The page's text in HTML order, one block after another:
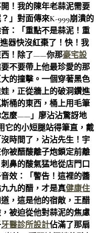
！我的陳年老蒜泥需要
」對面傳來K-999崩潰的
：「重點不是蒜泥！重
器快沒紅棗了！快！我
西！除了——你那豪宅設
不要帶上他最珍愛的那
的撞擊。一個穿著黑色
，正從牆上的破洞鑽進
桶的東西，桶上用毛筆
麼——」廖沾沾驚訝地
它的小短腿站得筆直，戴
時間了，沾沾先生！宇
被醋酸離子炮鎖定前離
鼻的酸氣猛地從店門口
效：「警告！這裡的醬
九的醋，才是真健康住
，這是他的宿敵，王醋
被迫從他對蒜泥的焦慮
牙醫診所設計佔滿了那扇